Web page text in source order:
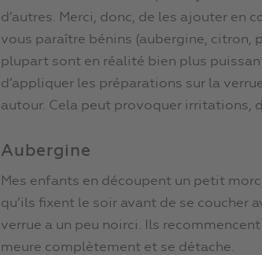
d’autres. Merci, donc, de les ajouter en
vous paraître bénins (aubergine, citron,
plupart sont en réalité bien plus
d’appliquer les préparations sur la
autour. Cela peut provoquer irritations,
Aubergine
Mes enfants en découpent un petit
qu’ils fixent le soir avant de se coucher
verrue a un peu noirci. Ils
meure complètement et se détache.